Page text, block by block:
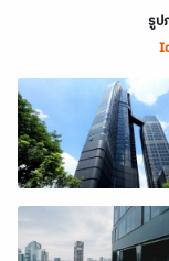
รูป